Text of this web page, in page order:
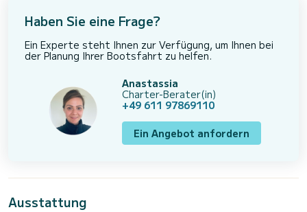
Haben Sie eine Frage?
Ein Experte steht Ihnen zur Verfügung, um Ihnen bei
der Planung Ihrer Bootsfahrt zu helfen.
Anastassia
Charter-Berater(in)
+49 611 97869110
Ein Angebot anfordern
Ausstattung